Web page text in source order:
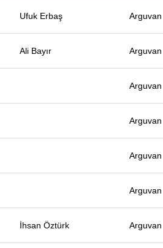
Ufuk Erbaş Arguvan
Ali Bayır Arguvan
Arguvan
Arguvan
Arguvan
Arguvan
İhsan Öztürk Arguvan